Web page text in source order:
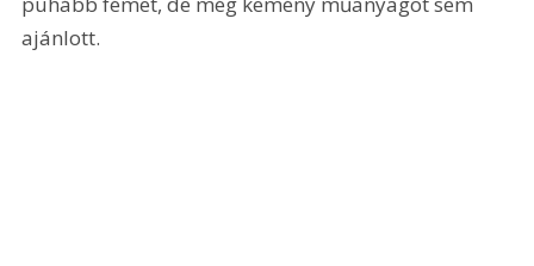
ajánlott.